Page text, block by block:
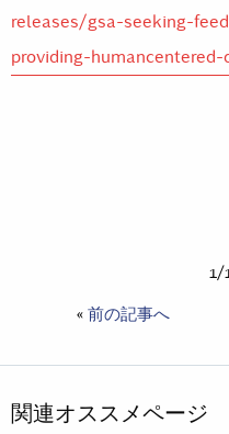
releases/gsa-seeking-
providing-
1/
« 前の記事へ
関連オススメページ